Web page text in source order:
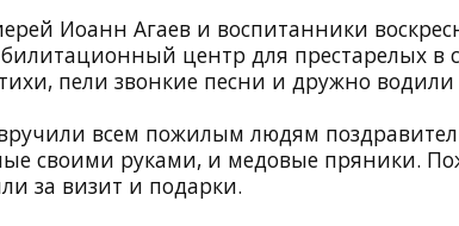
Иоанн Агаев и воспитанники
центр для престарелых в
пели звонкие песни и дружно водили
всем пожилым людям
своими руками, и медовые пряники.
за визит и подарки.